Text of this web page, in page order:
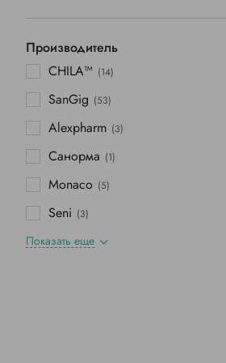
Производитель
CHILA™ (14)
SanGig (53)
Alexpharm (3)
Санорма (1)
Monaco (5)
Seni (3)
Показать еще